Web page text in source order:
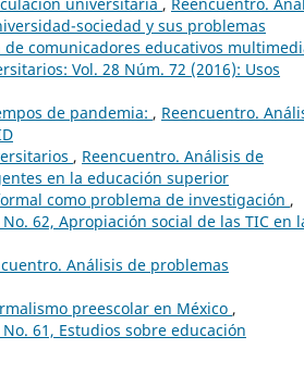
sociedad y sus problemas
comunicadores educativos
Vol. 28 Núm. 72 (2016): Usos
de pandemia: , Reencuentro.
, Reencuentro. Análisis de
en la educación superior
como problema de investigación ,
62, Apropiación social de las TIC en
Análisis de problemas
preescolar en México ,
61, Estudios sobre educación